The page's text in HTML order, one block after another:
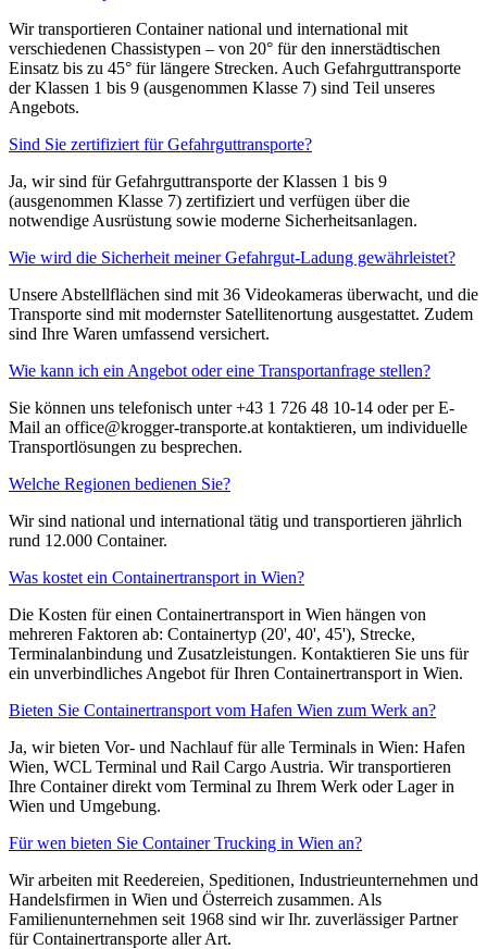
Wir transportieren Container national und international mit
verschiedenen Chassistypen – von 20° für den innerstädtischen
Einsatz bis zu 45° für längere Strecken. Auch Gefahrguttransporte
der Klassen 1 bis 9 (ausgenommen Klasse 7) sind Teil unseres
Angebots.
Sind Sie zertifiziert für Gefahrguttransporte?
Ja, wir sind für Gefahrguttransporte der Klassen 1 bis 9
(ausgenommen Klasse 7) zertifiziert und verfügen über die
notwendige Ausrüstung sowie moderne Sicherheitsanlagen.
Wie wird die Sicherheit meiner Gefahrgut-Ladung gewährleistet?
Unsere Abstellflächen sind mit 36 Videokameras überwacht, und die
Transporte sind mit modernster Satellitenortung ausgestattet. Zudem
sind Ihre Waren umfassend versichert.
Wie kann ich ein Angebot oder eine Transportanfrage stellen?
Sie können uns telefonisch unter +43 1 726 48 10-14 oder per E-
Mail an office@krogger-transporte.at kontaktieren, um individuelle
Transportlösungen zu besprechen.
Welche Regionen bedienen Sie?
Wir sind national und international tätig und transportieren jährlich
rund 12.000 Container.
Was kostet ein Containertransport in Wien?
Die Kosten für einen Containertransport in Wien hängen von
mehreren Faktoren ab: Containertyp (20', 40', 45'), Strecke,
Terminalanbindung und Zusatzleistungen. Kontaktieren Sie uns für
ein unverbindliches Angebot für Ihren Containertransport in Wien.
Bieten Sie Containertransport vom Hafen Wien zum Werk an?
Ja, wir bieten Vor- und Nachlauf für alle Terminals in Wien: Hafen
Wien, WCL Terminal und Rail Cargo Austria. Wir transportieren
Ihre Container direkt vom Terminal zu Ihrem Werk oder Lager in
Wien und Umgebung.
Für wen bieten Sie Container Trucking in Wien an?
Wir arbeiten mit Reedereien, Speditionen, Industrieunternehmen und
Handelsfirmen in Wien und Österreich zusammen. Als
Familienunternehmen seit 1968 sind wir Ihr. zuverlässiger Partner
für Containertransporte aller Art.